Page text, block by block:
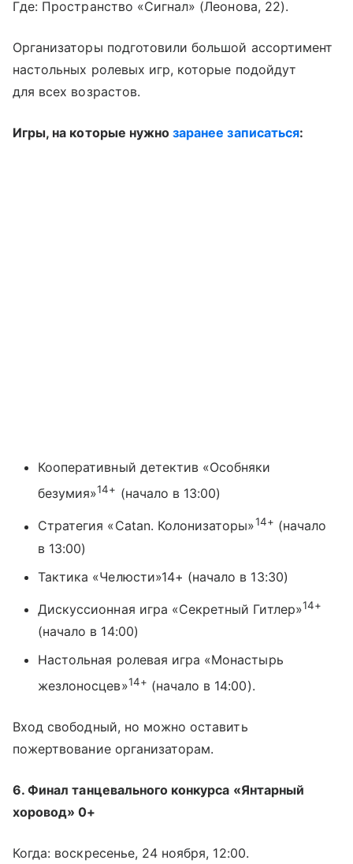
Где: Пространство «Сигнал» (Леонова, 22).
Организаторы подготовили большой ассортимент
настольных ролевых игр, которые подойдут
для всех возрастов.
Игры, на которые нужнозаранее записаться:
Кооперативный детектив «Особняки
безумия»14+ (начало в 13:00)
Стратегия «Catan. Колонизаторы»14+ (начало
в 13:00)
Тактика «Челюсти»14+ (начало в 13:30)
Дискуссионная игра «Секретный Гитлер»14+
(начало в 14:00)
Настольная ролевая игра «Монастырь
жезлоносцев»14+ (начало в 14:00).
Вход свободный, но можно оставить
пожертвование организаторам.
6. Финал танцевального конкурса «Янтарный
хоровод» 0+
Когда: воскресенье, 24 ноября, 12:00.